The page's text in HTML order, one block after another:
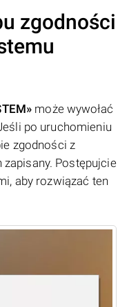
zgodności
może wywołać
po uruchomieniu
zgodności z
Postępujcie
aby rozwiązać ten